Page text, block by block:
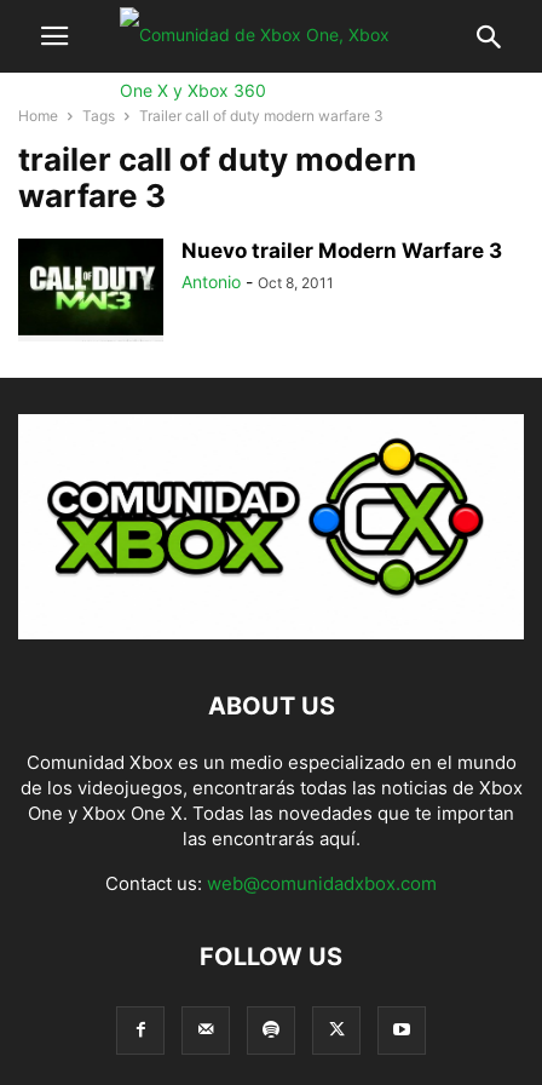
Home Tags Trailer call of duty modern warfare 3
trailer call of duty modern
warfare 3
Nuevo trailer Modern Warfare 3
Antonio - Oct 8, 2011
ABOUT US
Comunidad Xbox es un medio especializado en el mundo
de los videojuegos, encontrarás todas las noticias de Xbox
One y Xbox One X. Todas las novedades que te importan
las encontrarás aquí.
Contact us: web@comunidadxbox.com
FOLLOW US